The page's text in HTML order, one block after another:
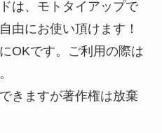
は、モトタイアップで
由にお使い頂けます！
OKです。ご利用の際は
きますが著作権は放棄